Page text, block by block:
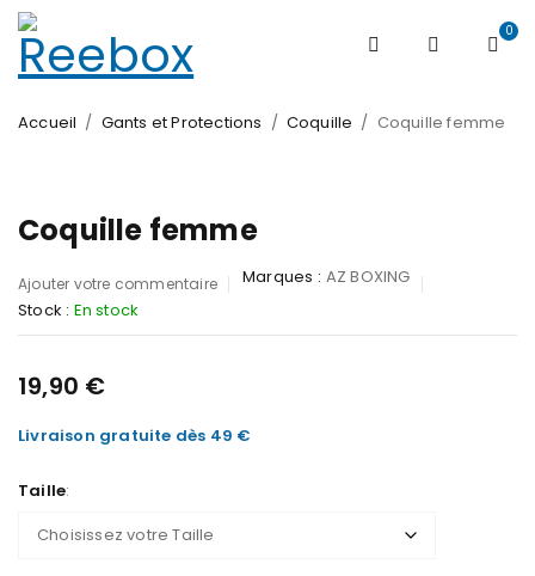
0
Accueil / Gants et Protections / Coquille / Coquille femme
Coquille femme
Ajouter votre commentaire Marques : AZ BOXING
Stock : En stock
19,90 €
Livraison gratuite dès 49 €
Taille